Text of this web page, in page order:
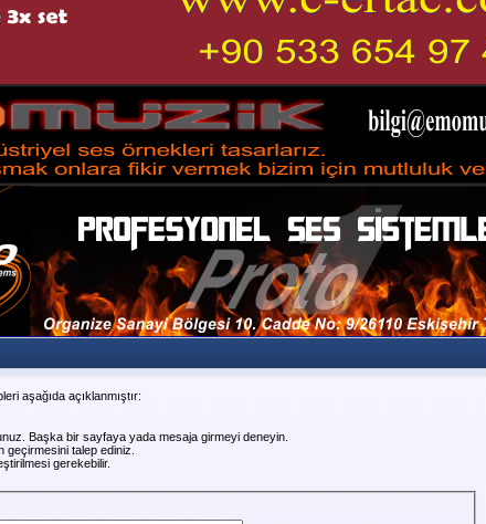
aşağıda açıklanmıştır:
Başka bir sayfaya yada mesaja girmeyi deneyin.
talep ediniz.
gerekebilir.